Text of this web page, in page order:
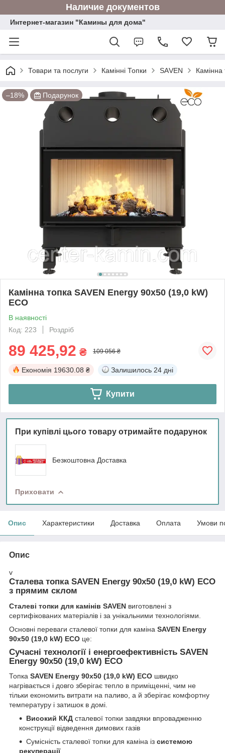
Наличие документов
Интернет-магазин "Камины для дома"
Товари та послуги Камінні Топки SАVEN
–18% Подарунок
Камінна топка SAVEN Energy 90х50 (19,0 kW)
ECO
В наявності
Код: 223
Роздріб
89 425,92 ₴ 109 056 ₴
Економія 19630.08 ₴ Залишилось 24 дні
Купити
При купівлі цього товару отримайте подарунок
Безкоштовна Доставка
Приховати
Опис Характеристики Доставка Оплата Умови
Опис
v
Сталева топка SAVEN Energy 90х50 (19,0 kW) ECO
з прямим склом
Сталеві топки для камінів SAVEN виготовлені з
сертифікованих матеріалів і за унікальними технологіями.
Основні переваги сталевої топки для каміна SAVEN Energy
90х50 (19,0 kW) ECO це:
Сучасні технології і енергоефективність SAVEN
Energy 90х50 (19,0 kW) ECO
Топка SAVEN Energy 90х50 (19,0 kW) ECO швидко
нагрівається і довго зберігає тепло в приміщенні, чим не
тільки економить витрати на паливо, а й зберігає комфортну
температуру і затишок в домі.
Високий ККД сталевої топки завдяки впровадженню
конструкції відведення димових газів
Сумісність сталевої топки для каміна із системою
рекуперації